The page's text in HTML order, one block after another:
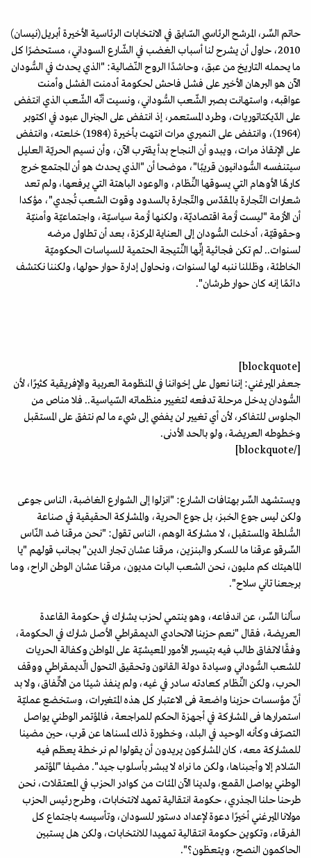
حاتم السِّر، المرشح الرئاسي السّابق في الانتخابات الرئاسية الأخيرة أبريل(نيسان)
2010، حاول أن يشرح لنا أسباب الغضب في الشّارع السوداني، مستحضرًا كل
ما يحمله التاريخ من عبق، وحاشدًا الروح النّضالية: "الذي يحدث في السُّودان
الآن هو البرهان الأخير على فشل فاحش لحكومة أدمنت الفشل وأمنت
عواقبه، واستهانت بصبر الشّعب السُّوداني، ونسيت أنّه الشّعب الذي انتفض
على الدّيكتاتوريات، وطرد المستعمر، إذ انتفض على الجنرال عبود في اكتوبر
(1964)، وانتفض على النميري مرات انتهت بأخيرة (1984) خلعته، وانتفض
على الإنقاذ مرات، ويبدو أن النجاح بدأ يقترب الآن، وأن نسيم الحريّة العليل
سيتنفسه السُّودانيون قريبًا"، موضحا أن "الذي يحدث هو أن المجتمع خرج
كارهًا الأوهام التي يسوقها النِّظام، والوعود الباهتة التي يرفعها، ولم تعد
شعارات التّجارة بالمقدّس والتّجارة بالسدود وقوت الشعب تُجدي"، مؤكدا
أن الأزمة "ليست أزمة اقتصاديّة، ولكنها أزمة سياسيّة، واجتماعيّة وأمنيّة
وحقوقيّة، أدخلت السُّودان إلى العناية المركزة، بعد أن تطاول مرضه
لسنوات.. لم تكن فجائية إنِّها النِّتيجة الحتمية للسياسات الحكوميّة
الخاطئة، وظللنا ننبه لها لسنوات، ونحاول إدارة حوار حولها، ولكننا نكتشف
دائمًا إنه كان حوار طرشان".
جعفر الميرغني: إننا نعول على إخواننا في المنظومة العربية والإفريقية كثيرًا، لأن
السُّودان يدخل مرحلة تدفعه لتغيير منظماته السّياسية.. فلا مناص من
الجلوس للتفاكر، لأن أي تغيير لن يفضي إلى شيء ما لم نتفق على المستقبل
وخطوطه العريضة، ولو بالحد الأدنى.
[/blockquote]
ويستشهد السِّر بهتافات الشارع: "انزلوا إلى الشوارع الغاضبة، الناس جوعى
ولكن ليس جوع الخبز، بل جوع الحرية، والمشاركة الحقيقية في صناعة
السُّلطة والمستقبل، لا مشاركة الوهم، الناس تقول: "نحن مرقنا ضد النّاس
السِّرقو عرقنا ما للسكر والبنزين، مرقنا عشان تجار الدين" بجانب قولهم "يا
الماهيتك كم مليون، نحن الشعب البات مديون، مرقنا عشان الوطن الراح، وما
برجعنا تاني سلاح".
سألنا السِّر، عن اندفاعه، وهو ينتمي لحزب يشارك في حكومة القاعدة
العريضة، فقال "نعم حزبنا الاتحادي الديمقراطي الأصل شارك في الحكومة،
وفقًا لاتفاق طالب فيه بتيسير الأمور المعيشيّة على المواطن وكفالة الحريات
للشعب السُّوداني وسيادة دولة القانون وتحقيق التحول الّديمقراطي ووقف
الحرب، ولكن النِّظام كعادته سادر في غيه، ولم ينفذ شيئا من الاتِّفاق، ولا بد
أنّ مؤسسات حزبنا واضعة فى الاعتبار كل هذه المتغيرات، وستخضع عمليّة
استمرارها فى المشاركة في أجهزة الحكم للمراجعة، فالمؤتمر الوطني يواصل
التصرّف وكأنه الوحيد في البلد، وخطورة ذلك لمسناها عن قرب، حين مضينا
للمشاركة معه، كان المشاركون يريدون أن يقولوا لم نر خطة يعظم فيه
السّلام إلا وأجبناها، ولكن ما نراه لا يبشر بأسلوب جيد". مضيفا "المؤتمر
الوطني يواصل القمع، ولدينا الآن المئات من كوادر الحزب في المعتقلات، نحن
طرحنا حلنا الجذري، حكومة انتقالية تمهد لانتخابات، وطرح رئيس الحزب
مولانا الميرغني أخيرًا دعوة لإعداد دستور للسودان، وتأسيسه باجتماع كل
الفرقاء، وتكوين حكومة انتقالية تمهيدا للانتخابات، ولكن هل يستبين
الحاكمون النصح، ويتعظون؟".